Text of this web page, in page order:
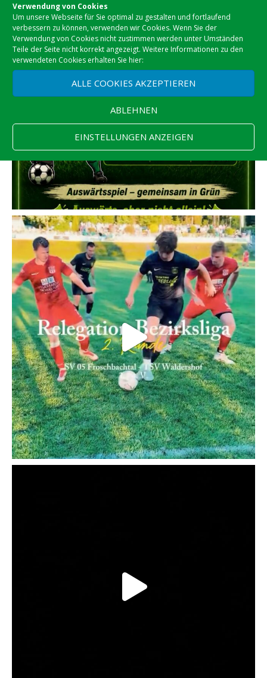
Verwendung von Cookies
Um unsere Webseite für Sie optimal zu gestalten und fortlaufend
verbessern zu können, verwenden wir Cookies. Wenn Sie der
Verwendung von Cookies nicht zustimmen werden unter Umständen
Teile der Seite nicht korrekt angezeigt. Weitere Informationen zu den
verwendeten Cookies erhalten Sie hier:
ALLE COOKIES AKZEPTIEREN
ABLEHNEN
EINSTELLUNGEN ANZEIGEN